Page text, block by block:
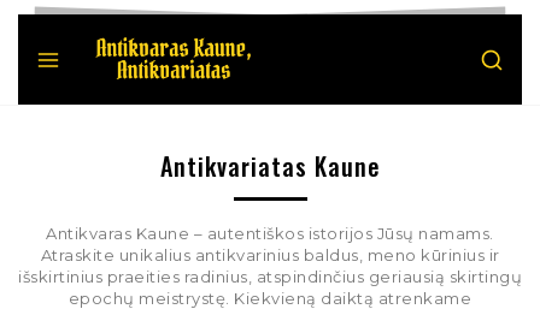
Antikvariatas Kaune
Antikvaras Kaune – autentiškos istorijos Jūsų namams.
Atraskite unikalius antikvarinius baldus, meno kūrinius ir
išskirtinius praeities radinius, atspindinčius geriausią skirtingų
epochų meistrystę. Kiekvieną daiktą atrenkame